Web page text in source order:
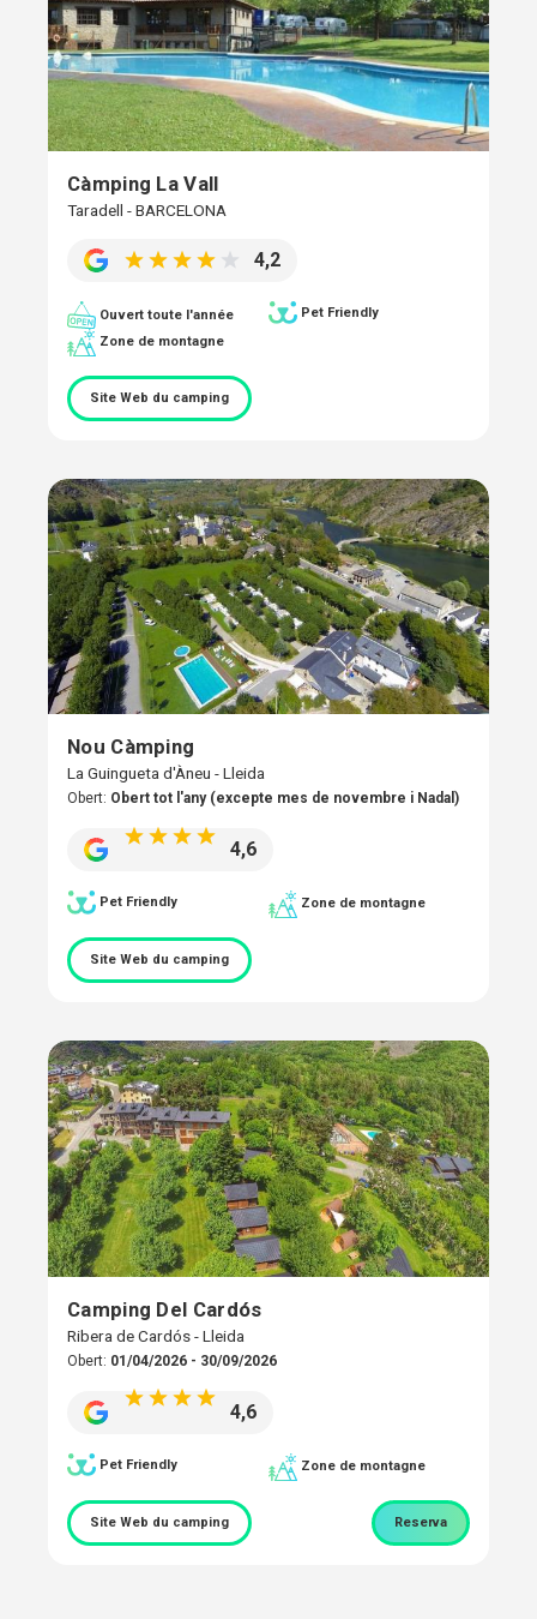
Càmping La Vall
Taradell - BARCELONA
4,2
Ouvert toute l'année
Pet Friendly
Zone de montagne
Site Web du camping
Nou Càmping
La Guingueta d'Àneu - Lleida
Obert: Obert tot l'any (excepte mes de novembre i Nadal)
4,6
Pet Friendly Zone de montagne
Site Web du camping
Camping Del Cardós
Ribera de Cardós - Lleida
Obert: 01/04/2026 - 30/09/2026
4,6
Pet Friendly Zone de montagne
Site Web du camping Reserva